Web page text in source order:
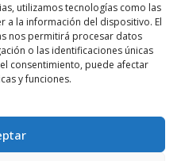
utilizamos tecnologías como las
a la información del dispositivo. El
nos permitirá procesar datos
o las identificaciones únicas
consentimiento, puede afectar
y funciones.
1405 0